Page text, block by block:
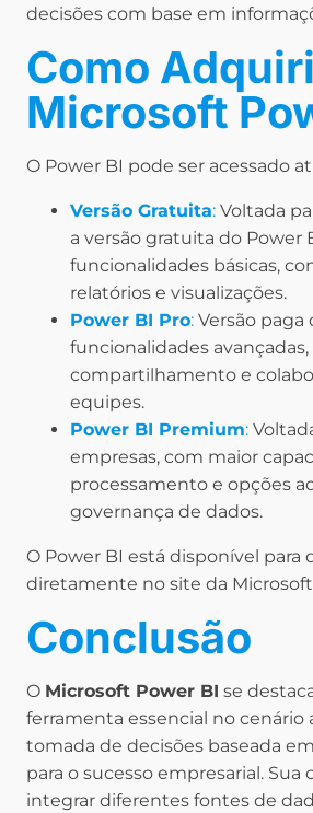
decisões com base em
Como
Microsoft
O Power BI pode ser acessado
Versão Gratuita: Voltada
a versão gratuita do Power
funcionalidades básicas,
relatórios e visualizações.
Power BI Pro: Versão paga
funcionalidades
compartilhamento e
equipes.
Power BI Premium:
empresas, com maior
processamento e opções
governança de dados.
O Power BI está disponível para
diretamente no site da
Conclusão
O Microsoft Power BI se
ferramenta essencial no cenário
tomada de decisões baseada
para o sucesso empresarial. Sua
integrar diferentes fontes de